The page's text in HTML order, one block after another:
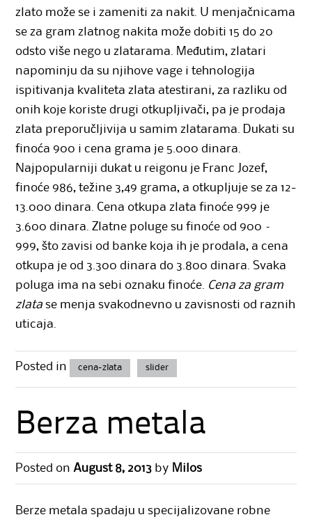
zlato može se i zameniti za nakit. U menjačnicama
se za gram zlatnog nakita može dobiti 15 do 20
odsto više nego u zlatarama. Međutim, zlatari
napominju da su njihove vage i tehnologija
ispitivanja kvaliteta zlata atestirani, za razliku od
onih koje koriste drugi otkupljivači, pa je prodaja
zlata preporučljivija u samim zlatarama. Dukati su
finoća 900 i cena grama je 5.000 dinara.
Najpopularniji dukat u reigonu je Franc Jozef,
finoće 986, težine 3,49 grama, a otkupljuje se za 12-
13.000 dinara. Cena otkupa zlata finoće 999 je
3.600 dinara. Zlatne poluge su finoće od 900 –
999, što zavisi od banke koja ih je prodala, a cena
otkupa je od 3.300 dinara do 3.800 dinara. Svaka
poluga ima na sebi oznaku finoće. Cena za gram
zlata se menja svakodnevno u zavisnosti od raznih
uticaja.
Posted in cena-zlata slider
Berza metala
Posted onAugust 8, 2013 by Milos
Berze metala spadaju u specijalizovane robne